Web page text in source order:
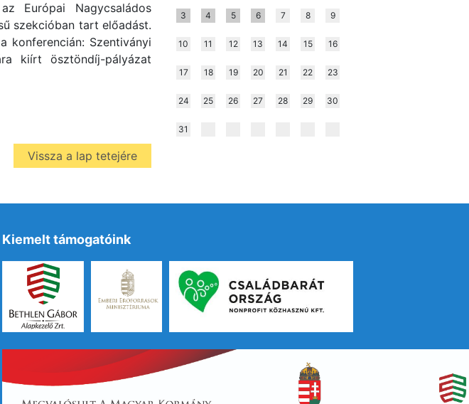
Európai Nagycsaládos
szekcióban tart előadást.
konferencián: Szentiványi
kiírt ösztöndíj-pályázat
Vissza a lap tetejére
3 4 5 6 7 8 9
10 11 12 13 14 15 16
17 18 19 20 21 22 23
24 25 26 27 28 29 30
31
Kiemelt támogatóink